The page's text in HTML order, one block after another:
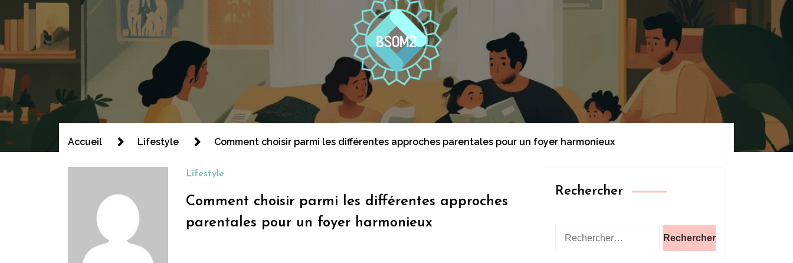
Bsom2
Blablatons ensemble
Accueil Lifestyle Comment choisir parmi les différentes approches parentales pour un foyer harmonieux
Lifestyle
Comment choisir parmi les différentes approches
parentales pour un foyer harmonieux
Rechercher